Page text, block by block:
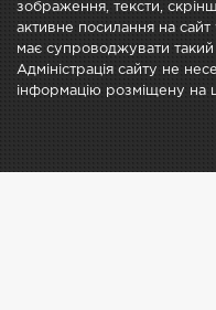
зображення, тексти,
активне посилання на
має супроводжувати такий
Адміністрація сайту не
інформацію розміщену на